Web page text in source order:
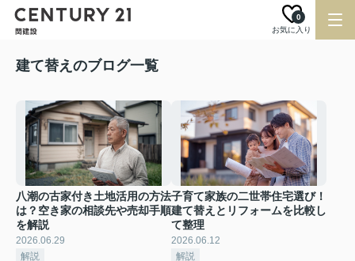
お気に入り
0
建て替えのブログ一覧
八潮の古家付き土地活用の方法
は？空き家の相談先や売却手順
を解説
2026.06.29
解説
子育て家族の二世帯住宅選び！
建て替えとリフォームを比較し
て整理
2026.06.12
解説